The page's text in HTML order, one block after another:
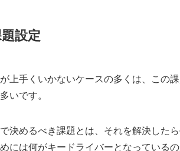
設定
上手くいかないケースの多くは、この
いです。
決めるべき課題とは、それを解決した
には何がキードライバーとなっている